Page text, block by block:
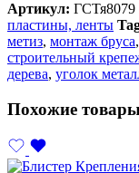
Артикул: ГСТя8079
пластины, ленты
метиз, монтаж бруса,
строительный
дерева, уголок
Похожие